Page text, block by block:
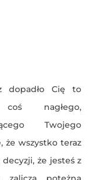
dopadło Cię to
nagłego,
Twojego
że wszystko teraz
że jesteś z